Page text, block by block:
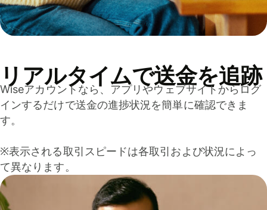
リアルタイムで送金を追跡
Wiseアカウントなら、アプリやウェブサイトからログ
インするだけで送金の進捗状況を簡単に確認できま
す。
※表示される取引スピードは各取引および状況によっ
て異なります。